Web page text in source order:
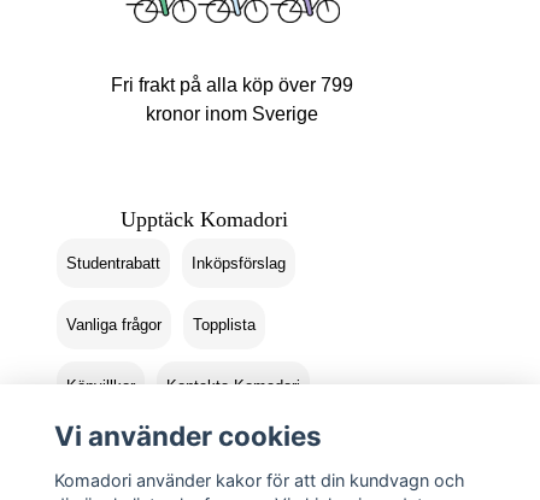
Fri frakt på alla köp över 799
kronor inom Sverige
Upptäck Komadori
Studentrabatt Inköpsförslag
Vanliga frågor Topplista
Köpvillkor Kontakta Komadori
Logga in Returer
Vi använder cookies
Komadori använder kakor för att din kundvagn och